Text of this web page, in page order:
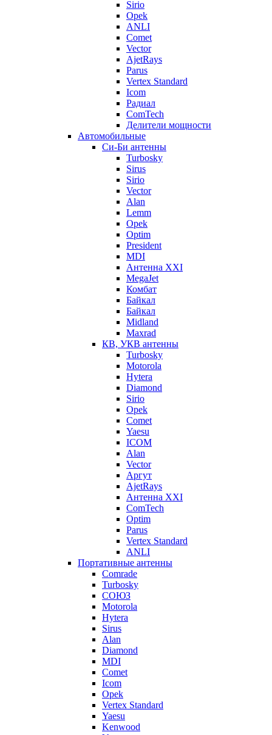
Sirio
Opek
ANLI
Comet
Vector
AjetRays
Parus
Vertex Standard
Icom
Радиал
ComTech
Делители мощности
Автомобильные
Си-Би антенны
Turbosky
Sirus
Sirio
Vector
Alan
Lemm
Opek
Optim
President
MDI
Антенна XXI
MegaJet
Комбат
Байкал
Байкал
Midland
Maxrad
КВ, УКВ антенны
Turbosky
Motorola
Hytera
Diamond
Sirio
Opek
Comet
Yaesu
ICOM
Alan
Vector
Аргут
AjetRays
Антенна XXI
ComTech
Optim
Parus
Vertex Standard
ANLI
Портативные антенны
Comrade
Turbosky
СОЮЗ
Motorola
Hytera
Sirus
Alan
Diamond
MDI
Comet
Icom
Opek
Vertex Standard
Yaesu
Kenwood